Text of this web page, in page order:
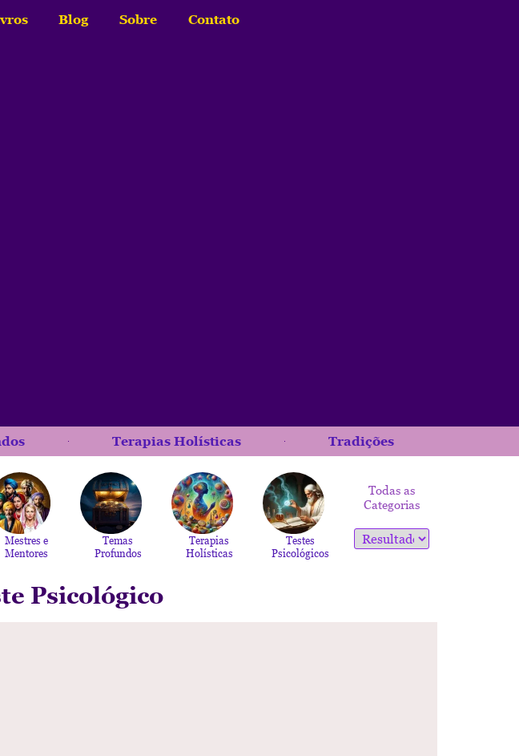
Blog Sobre Contato
Terapias Holísticas Tradições
Mestres e
Mentores
Temas
Profundos
Terapias
Holísticas
Testes
Psicológicos
Todas as
Categorias
Psicológico